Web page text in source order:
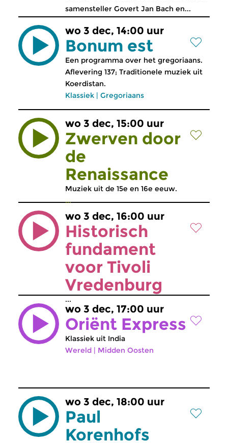
samensteller Govert Jan Bach en...
wo 3 dec, 14:00 uur
Bonum est
Een programma over het gregoriaans.
Aflevering 137; Traditionele muziek uit
Koerdistan.
Klassiek | Gregoriaans
wo 3 dec, 15:00 uur
Zwerven door
de
Renaissance
Muziek uit de 15e en 16e eeuw.
...
wo 3 dec, 16:00 uur
Historisch
fundament
voor Tivoli
Vredenburg
...
wo 3 dec, 17:00 uur
Oriënt Express
Klassiek uit India
Wereld | Midden Oosten
wo 3 dec, 18:00 uur
Paul
Korenhofs